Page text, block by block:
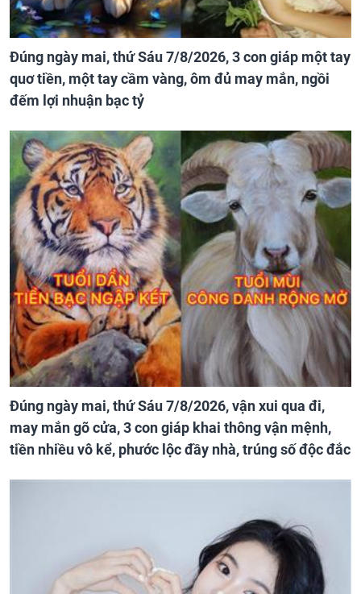
Đúng ngày mai, thứ Sáu 7/8/2026, 3 con giáp một tay
quơ tiền, một tay cầm vàng, ôm đủ may mắn, ngồi
đếm lợi nhuận bạc tỷ
Đúng ngày mai, thứ Sáu 7/8/2026, vận xui qua đi,
may mắn gõ cửa, 3 con giáp khai thông vận mệnh,
tiền nhiều vô kể, phước lộc đầy nhà, trúng số độc đắc